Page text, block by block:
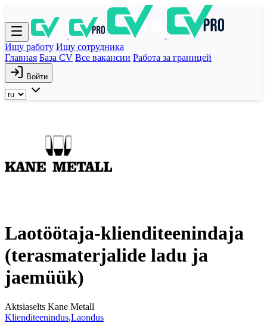
Ищу работу Ищу сотрудника
Главная База CV Все вакансии Работа за границей
Войти
Laotöötaja-klienditeenindaja
(terasmaterjalide ladu ja
jaemüük)
Aktsiaselts Kane Metall
Klienditeenindus,Laondus